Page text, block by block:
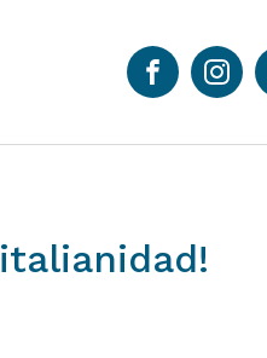
italianidad!